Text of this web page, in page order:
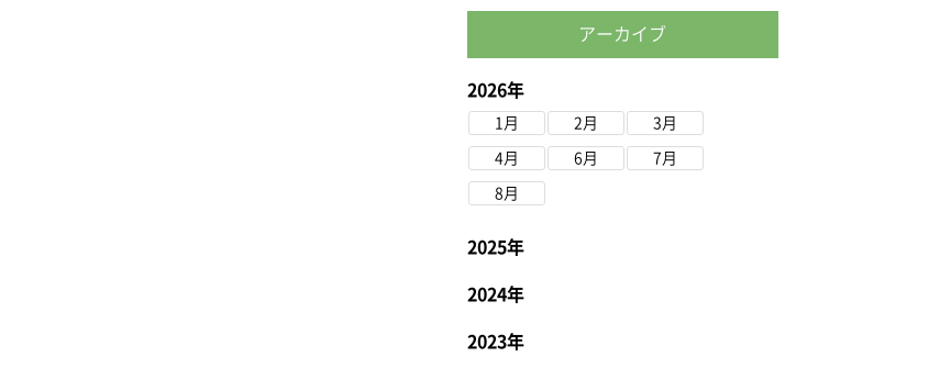
アーカイブ
2026年
1月 2月 3月
4月 6月 7月
8月
2025年
2024年
2023年